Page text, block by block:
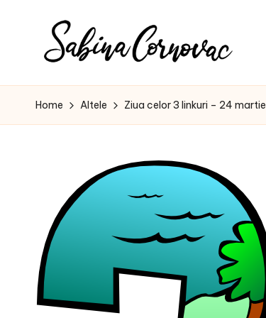
S
a
a
C
o
creator
de
Home Altele Ziua celor 3 linkuri – 24 martie